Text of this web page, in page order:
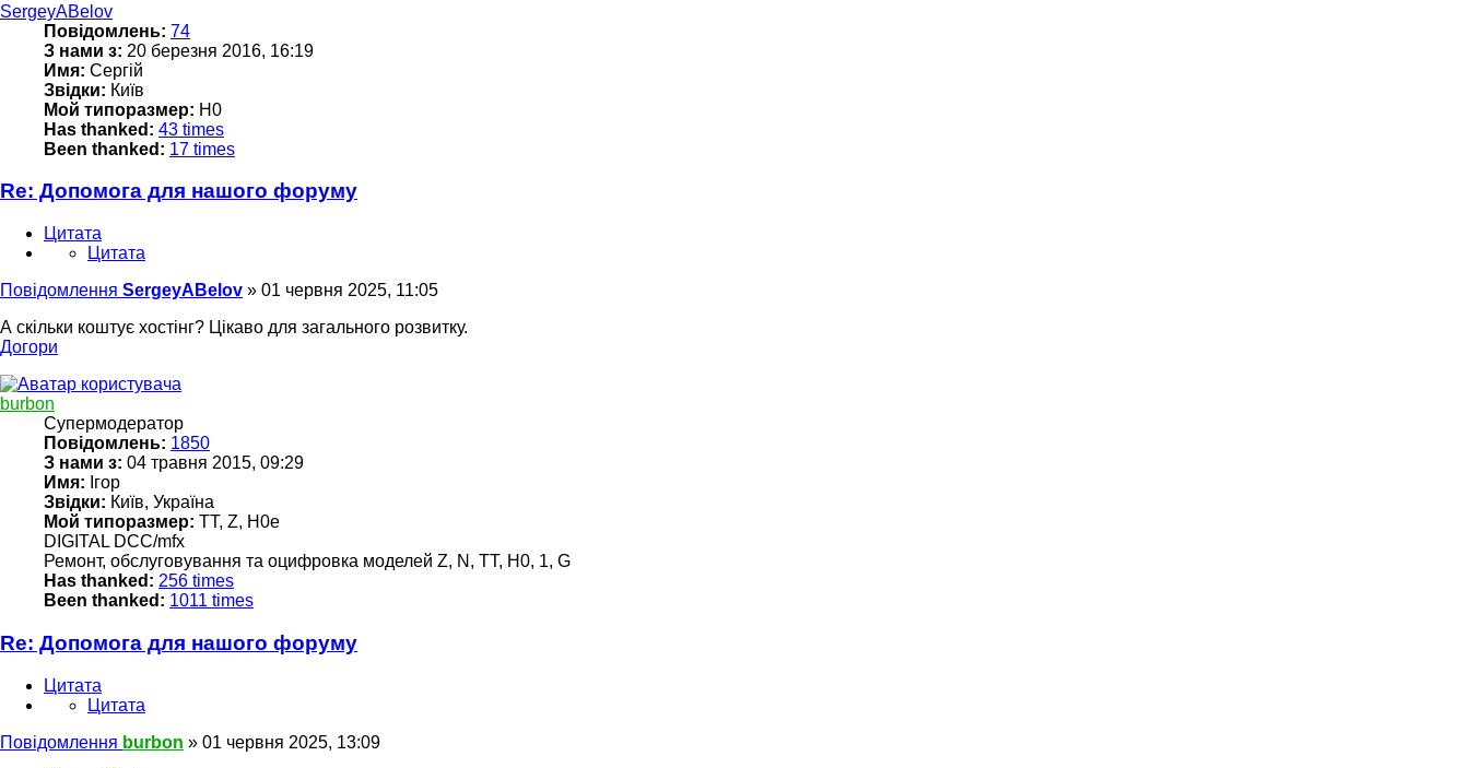
SergeyABelov
Повідомлень: 74
З нами з: 20 березня 2016, 16:19
Имя: Сергій
Звідки: Київ
Мой типоразмер: H0
Has thanked: 43 times
Been thanked: 17 times
Re: Допомога для нашого форуму
Цитата
Цитата
Повідомлення SergeyABelov » 01 червня 2025, 11:05
А скільки коштує хостінг? Цікаво для загального розвитку.
Догори
burbon
Супермодератор
Повідомлень: 1850
З нами з: 04 травня 2015, 09:29
Имя: Ігор
Звідки: Київ, Україна
Мой типоразмер: TT, Z, H0e
DIGITAL DCC/mfx
Ремонт, обслуговування та оцифровка моделей Z, N, TT, H0, 1, G
Has thanked: 256 times
Been thanked: 1011 times
Re: Допомога для нашого форуму
Цитата
Цитата
Повідомлення burbon » 01 червня 2025, 13:09